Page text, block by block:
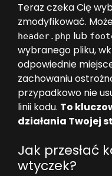
Teraz czeka Cię
zmodyfikować.
header.php lub
wybranego pliku,
odpowiednie
zachowaniu
przypadkowo nie
linii kodu. To
działania Twojej
Jak przesłać
wtyczek?